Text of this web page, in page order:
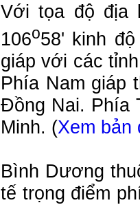
Với tọa độ địa
106o58' kinh
giáp với các
Phía Nam giáp
Đồng Nai. Phía
Minh. (Xem bản
Bình Dương
tế trọng điểm